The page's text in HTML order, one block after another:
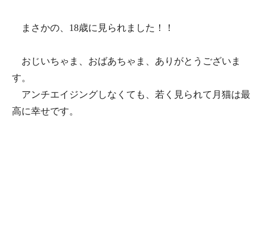
まさかの、18歳に見られました！！
おじいちゃま、おばあちゃま、ありがとうございま
す。
アンチエイジングしなくても、若く見られて月猫は最
高に幸せです。